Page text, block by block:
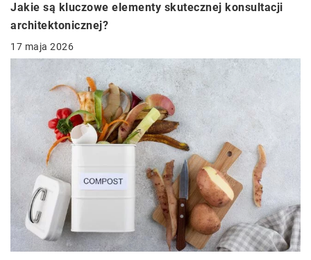
Jakie są kluczowe elementy skutecznej konsultacji
architektonicznej?
17 maja 2026